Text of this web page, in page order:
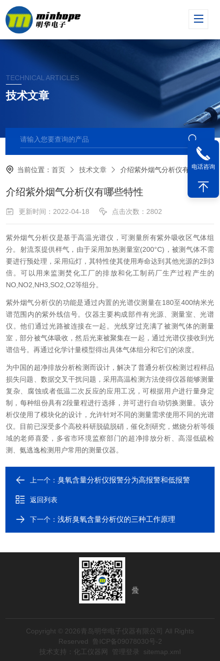
TECHNICAL ARTICLES
技术文章
当前位置：首页 技术文章 介绍紫外烟气分析仪有哪些特性
介绍紫外烟气分析仪有哪些特性
更新时间：2022-04-18 点击次数：2802
紫外烟气分析仪是基于高温光谱仪，可测量所有紫外吸收区气体组
分。射流泵提供样气，由于采用加热测量室(200°C)，被测气体不需
要进行预处理，采用疝灯，其特性使其使用寿命达到其他光源的2到3
倍。可以用来监测焚化工厂的排放和化工制药厂生产过程产生的
NO,NO2,NH3,SO2,O2等组分。
紫外烟气分析仪的功能是通过内置的光谱仪测量在180至400纳米光
谱范围内的紫外线信号。仪器主要构成部件有光源、测量室、光谱
仪。他们通过光路被连接在一起。光线穿过充满了被测气体的测量
室，部分被气体吸收，然后光束被聚集在一起，通过光谱仪接收到光
谱信号。再通过化学计量模型得出具体气体组分和它们的浓度。
为中国的超净排放分析检测而设计，解决了普通分析仪检测过程样品
损失问题、数据交叉干扰问题，采用高温检测方法使得仪器能够测量
复杂、腐蚀或者低温二次反应的应用工况，可根据用户进行量身定
制，每种组份具有2段量程进行选择，并可进行自动切换测量。该分
析仪使用了模块化的设计，允许针对不同的测量需求使用不同的光谱
仪。目前已深受多个高校科研脱硫脱硝，催化剂研究，燃烧分析等领
域的老师喜爱，多省市环境监察部门的超净排放分析、高湿低硫检
测、氨逃逸检测用户常用的测量仪器。
上一个：臭氧含量分析仪报警分为高报警和低报警
返回列表
下一个：浅析臭氧含量分析仪的三种工作原理
Copyright © 2026青岛明华电子仪器有限公司 All Rights
Reserved 鲁ICP备09078030号-2
技术支持： 化工仪器网 管理登录 sitemap.xml
电话咨询